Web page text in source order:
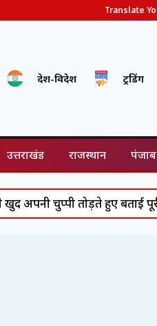
Translate
देश-विदेश ट्रेंडिंग
उत्तराखंड राजस्थान पंजाब
चुप्पी तोड़ते हुए बताई पूरी